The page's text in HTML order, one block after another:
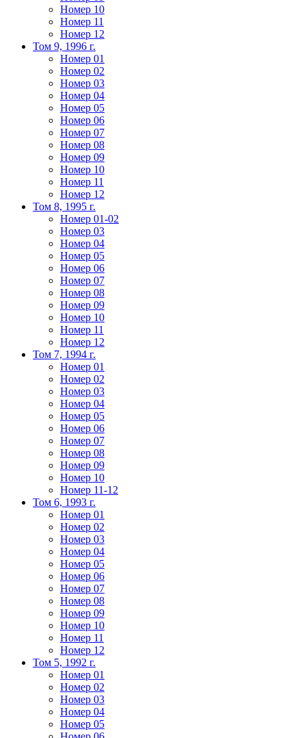
Номер 10
Номер 11
Номер 12
Том 9, 1996 г.
Номер 01
Номер 02
Номер 03
Номер 04
Номер 05
Номер 06
Номер 07
Номер 08
Номер 09
Номер 10
Номер 11
Номер 12
Том 8, 1995 г.
Номер 01-02
Номер 03
Номер 04
Номер 05
Номер 06
Номер 07
Номер 08
Номер 09
Номер 10
Номер 11
Номер 12
Том 7, 1994 г.
Номер 01
Номер 02
Номер 03
Номер 04
Номер 05
Номер 06
Номер 07
Номер 08
Номер 09
Номер 10
Номер 11-12
Том 6, 1993 г.
Номер 01
Номер 02
Номер 03
Номер 04
Номер 05
Номер 06
Номер 07
Номер 08
Номер 09
Номер 10
Номер 11
Номер 12
Том 5, 1992 г.
Номер 01
Номер 02
Номер 03
Номер 04
Номер 05